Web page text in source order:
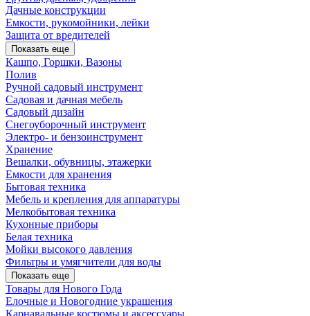
Дачные конструкции
Емкости, рукомойники, лейки
Защита от вредителей
Показать еще
Кашпо, Горшки, Вазоны
Полив
Ручной садовый инструмент
Садовая и дачная мебель
Садовый дизайн
Снегоуборочный инструмент
Электро- и бензоинструмент
Хранение
Вешалки, обувницы, этажерки
Емкости для хранения
Бытовая техника
Мебель и крепления для аппаратуры
Мелкобытовая техника
Кухонные приборы
Белая техника
Мойки высокого давления
Фильтры и умягчители для воды
Показать еще
Товары для Нового Года
Елочные и Новогодние украшения
Карнавальные костюмы и аксессуары